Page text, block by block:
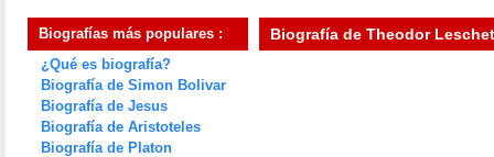
Biografías más populares :
¿Qué es biografía?
Biografía de Simon Bolivar
Biografía de Jesus
Biografía de Aristoteles
Biografía de Platon
Biografía de Theodor